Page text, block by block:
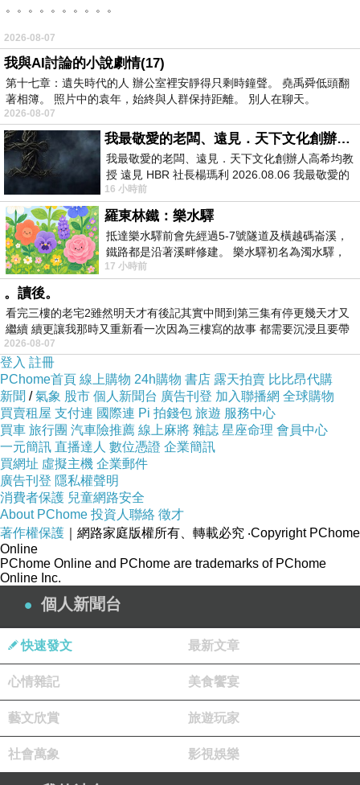
慢慢挑選，不用等店家開門也不用看店員臉色
想要購買【酵速工坊】佛堂油汙護潔精 單件組
(天然橘油系列)已經想很多天了!也求助谷哥大神
發現【酵速工坊】佛堂油汙護潔精 單件組(天然
橘油系列)的評價真的不錯想想哪裡買最便宜.心
得文.試用文.分享文行李箱/旅遊用品分享推薦.好
用.推薦.評價.熱銷.開箱文.優缺點比較
最後選擇在這購買【酵速工坊】佛堂油汙護潔精
單件組(天然橘油系列) 的原因,是因為比較有保障,
也不會遇到詐騙集團,所以才選擇在這購入
更多資料、資訊參考分享↓↓↓
商品網址:
。。。。。。。。。。
2026-08-07
我與AI討論的小說劇情(17)
第十七章：遺失時代的人 辦公室裡安靜得只剩時鐘聲。 堯禹舜低頭翻
著相簿。 照片中的袁年，始終與人群保持距離。 別人在聊天。
2026-08-07
我最敬愛的老闆、遠見．天下文化創辦人高希均教授
我最敬愛的老闆、遠見．天下文化創辦人高希均教
授 遠見 HBR 社長楊瑪利 2026.08.06 我最敬愛的
老闆、遠見．天下文化創辦人高希均教
16 小時前
羅東林鐵：樂水驛
抵達樂水驛前會先經過5-7號隧道及橫越碼崙溪，
鐵路都是沿著溪畔修建。 樂水驛初名為濁水驛，
但因與臺鐵集集線車站同名，於1953
17 小時前
。讀後。
看完三樓的老宅2雖然明天才有後記其實中間到第三集有停更幾天才又
繼續 續更讓我那時又重新看一次因為三樓寫的故事 都需要沉浸且要帶
有
2026-08-07
登入 註冊
PChome首頁 線上購物 24h購物 書店 露天拍賣 比比昂代購
新聞 /氣象 股市 個人新聞台 廣告刊登 加入聯播網 全球購物
買賣租屋 支付連 國際連 Pi 拍錢包 旅遊 服務中心
買車 旅行團 汽車險推薦 線上麻將 雜誌 星座命理 會員中心
一元簡訊 直播達人 數位憑證 企業簡訊
買網址 虛擬主機 企業郵件
廣告刊登 隱私權聲明
消費者保護 兒童網路安全
About PChome 投資人聯絡 徵才
著作權保護 ｜網路家庭版權所有、轉載必究 ‧Copyright PChome
Online
PChome Online and PChome are trademarks of PChome
Online Inc.
個人新聞台
快速發文 最新文章
心情雜記 美食饗宴
藝文欣賞 旅遊玩家
社會萬象 影視娛樂